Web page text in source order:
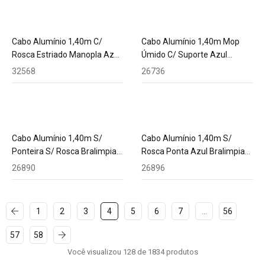
Cabo Alumínio 1,40m C/
Rosca Estriado Manopla Azul
Tonk
32568
Cabo Alumínio 1,40m Mop
Úmido C/ Suporte Azul
Bralimpia Ref. He211
26736
Cabo Alumínio 1,40m S/
Ponteira S/ Rosca Bralimpia
Ref. Cm140
26890
Cabo Alumínio 1,40m S/
Rosca Ponta Azul Bralimpia
Ref. Cl140
26896
1 2 3 4 5 6 7 56
57 58
Você visualizou 128 de 1834 produtos